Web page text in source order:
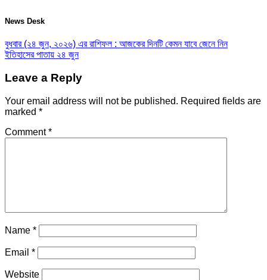
News Desk
বুধবার (২৪ জুন, ২০২৬) এর রাশিফল : আজকের দিনটি কেমন যাবে জেনে নিন
ইতিহাসের পাতায় ২৪ জুন
Leave a Reply
Your email address will not be published. Required fields are
marked *
Comment*
Name *
Email *
Website